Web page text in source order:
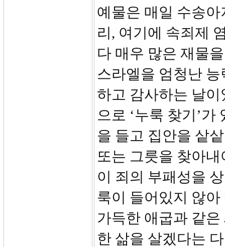
예물은 매일 수송아
리, 여기에 속죄제
다 매우 많은 재물
스라엘을 엄청난
하고 감사하는 날
으로 ‘누룩 찾기’
을 들고 집안을 샅
또는 그릇을 찾아
이 죄의 부패성을
룩이 들어있지 않
가득한 애굽과 같
한 삶을 살겠다는